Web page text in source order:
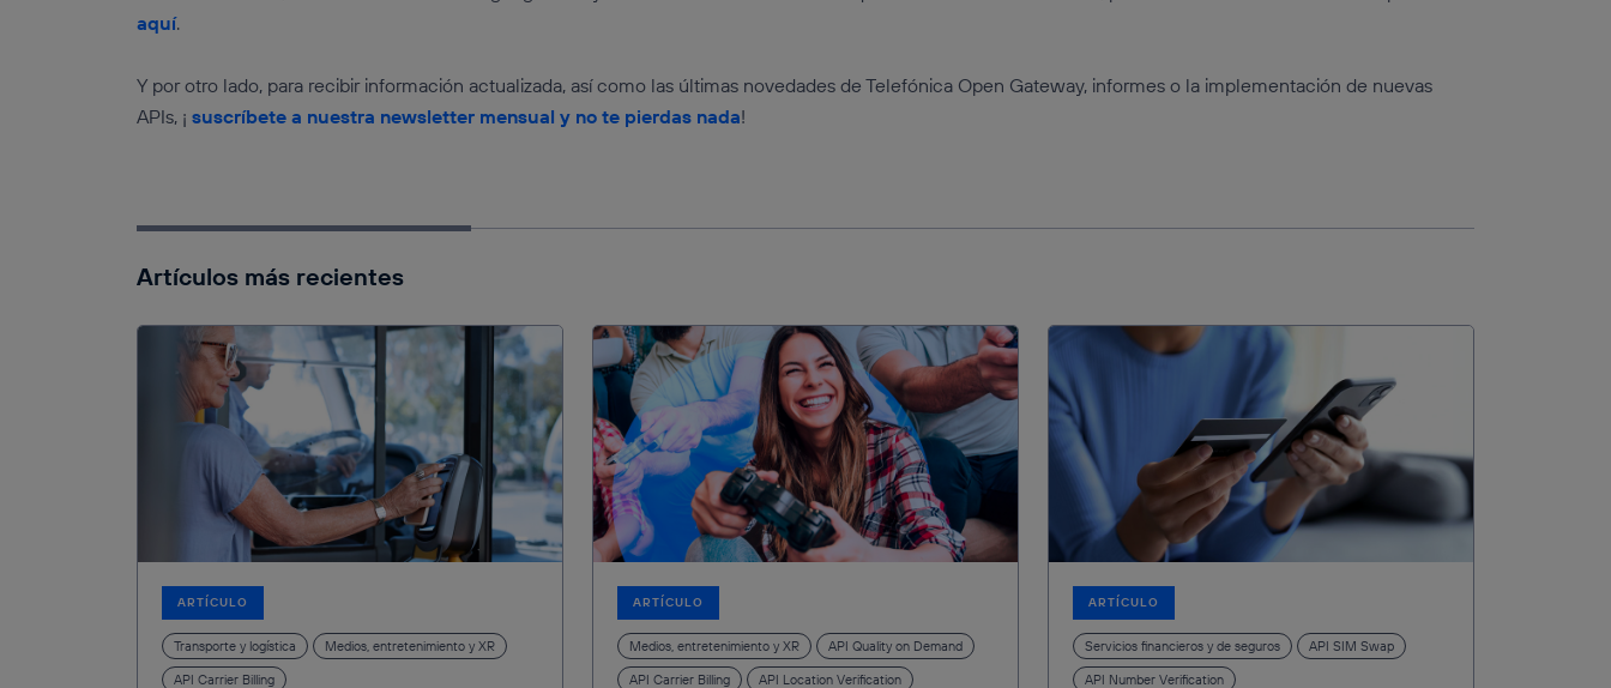
aquí.
Y por otro lado, para recibir información actualizada, así como las últimas novedades de Telefónica Open Gateway, informes o la implementación de nuevas
APIs, ¡ suscríbete a nuestra newsletter mensual y no te pierdas nada!
Artículos más recientes
ARTÍCULO
Transporte y logística
Medios, entretenimiento y XR
API Carrier Billing
ARTÍCULO
Medios, entretenimiento y XR
API Quality on Demand
API Carrier Billing
API Location Verification
ARTÍCULO
Servicios financieros y de seguros
API SIM Swap
API Number Verification